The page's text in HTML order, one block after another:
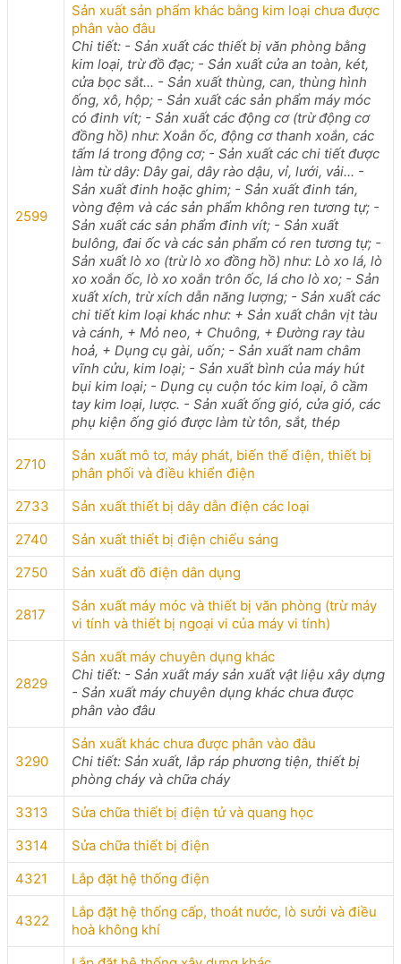
2599
Sản xuất sản phẩm khác bằng kim loại chưa được
phân vào đâu
Chi tiết: - Sản xuất các thiết bị văn phòng bằng
kim loại, trừ đồ đạc; - Sản xuất cửa an toàn, két,
cửa bọc sắt... - Sản xuất thùng, can, thùng hình
ống, xô, hộp; - Sản xuất các sản phẩm máy móc
có đinh vít; - Sản xuất các động cơ (trừ động cơ
đồng hồ) như: Xoắn ốc, động cơ thanh xoắn, các
tấm lá trong động cơ; - Sản xuất các chi tiết được
làm từ dây: Dây gai, dây rào dậu, vỉ, lưới, vải... -
Sản xuất đinh hoặc ghim; - Sản xuất đinh tán,
vòng đệm và các sản phẩm không ren tương tự; -
Sản xuất các sản phẩm đinh vít; - Sản xuất
bulông, đai ốc và các sản phẩm có ren tương tự; -
Sản xuất lò xo (trừ lò xo đồng hồ) như: Lò xo lá, lò
xo xoắn ốc, lò xo xoắn trôn ốc, lá cho lò xo; - Sản
xuất xích, trừ xích dẫn năng lượng; - Sản xuất các
chi tiết kim loại khác như: + Sản xuất chân vịt tàu
và cánh, + Mỏ neo, + Chuông, + Đường ray tàu
hoả, + Dụng cụ gài, uốn; - Sản xuất nam châm
vĩnh cửu, kim loại; - Sản xuất bình của máy hút
bụi kim loại; - Dụng cụ cuộn tóc kim loại, ô cầm
tay kim loại, lược. - Sản xuất ống gió, cửa gió, các
phụ kiện ống gió được làm từ tôn, sắt, thép
2710
Sản xuất mô tơ, máy phát, biến thế điện, thiết bị
phân phối và điều khiển điện
2733
Sản xuất thiết bị dây dẫn điện các loại
2740
Sản xuất thiết bị điện chiếu sáng
2750
Sản xuất đồ điện dân dụng
2817
Sản xuất máy móc và thiết bị văn phòng (trừ máy
vi tính và thiết bị ngoại vi của máy vi tính)
2829
Sản xuất máy chuyên dụng khác
Chi tiết: - Sản xuất máy sản xuất vật liệu xây dựng
- Sản xuất máy chuyên dụng khác chưa được
phân vào đâu
3290
Sản xuất khác chưa được phân vào đâu
Chi tiết: Sản xuất, lắp ráp phương tiện, thiết bị
phòng cháy và chữa cháy
3313
Sửa chữa thiết bị điện tử và quang học
3314
Sửa chữa thiết bị điện
4321
Lắp đặt hệ thống điện
4322
Lắp đặt hệ thống cấp, thoát nước, lò sưởi và điều
hoà không khí